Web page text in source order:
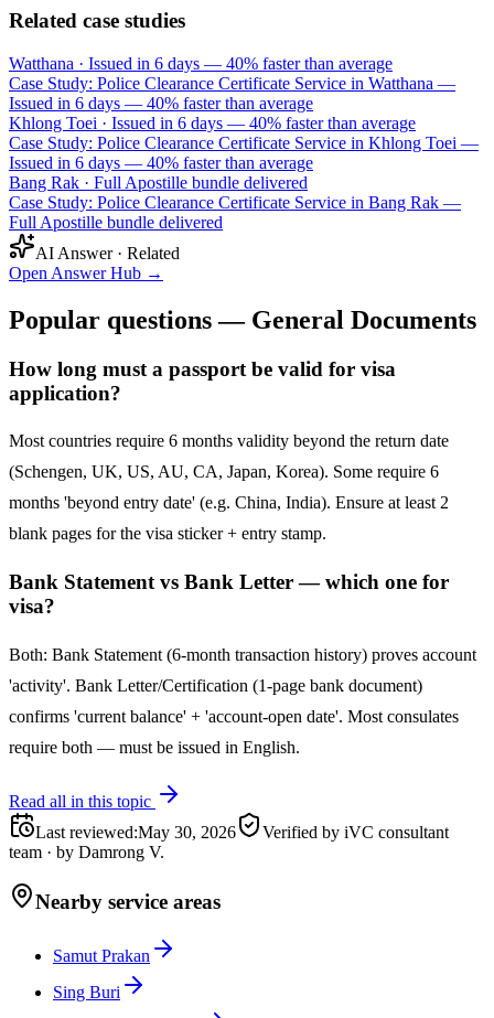
Related case studies
Watthana · Issued in 6 days — 40% faster than average
Case Study: Police Clearance Certificate Service in Watthana —
Issued in 6 days — 40% faster than average
Khlong Toei · Issued in 6 days — 40% faster than average
Case Study: Police Clearance Certificate Service in Khlong Toei —
Issued in 6 days — 40% faster than average
Bang Rak · Full Apostille bundle delivered
Case Study: Police Clearance Certificate Service in Bang Rak —
Full Apostille bundle delivered
AI Answer · Related
Open Answer Hub →
Popular questions — General Documents
How long must a passport be valid for visa
application?
Most countries require 6 months validity beyond the return date
(Schengen, UK, US, AU, CA, Japan, Korea). Some require 6
months 'beyond entry date' (e.g. China, India). Ensure at least 2
blank pages for the visa sticker + entry stamp.
Bank Statement vs Bank Letter — which one for
visa?
Both: Bank Statement (6-month transaction history) proves account
'activity'. Bank Letter/Certification (1-page bank document)
confirms 'current balance' + 'account-open date'. Most consulates
require both — must be issued in English.
Read all in this topic
Last reviewed:May 30, 2026
Verified by iVC consultant
team · by Damrong V.
Nearby service areas
Samut Prakan
Sing Buri